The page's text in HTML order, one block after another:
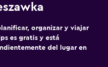
organizar y viajar
es gratis y está
del lugar en